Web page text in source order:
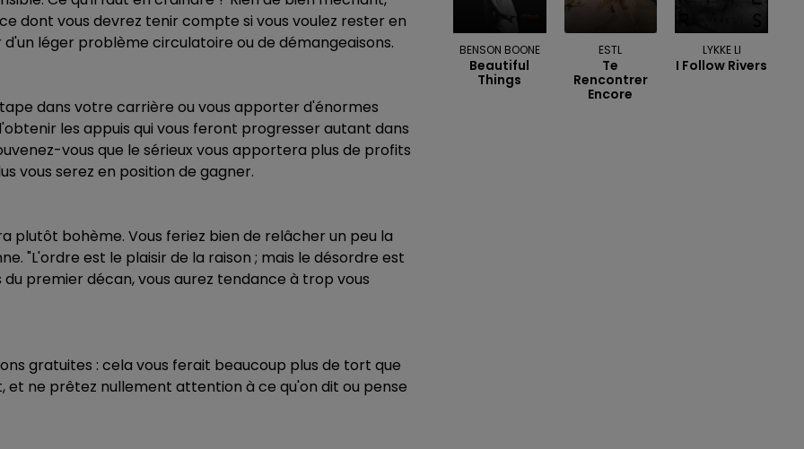
dont vous devrez tenir compte si vous voulez rester en
léger problème circulatoire ou de démangeaisons.
dans votre carrière ou vous apporter d'énormes
les appuis qui vous feront progresser autant dans
vous que le sérieux vous apportera plus de profits
vous serez en position de gagner.
plutôt bohème. Vous feriez bien de relâcher un peu la
"L'ordre est le plaisir de la raison ; mais le désordre est
premier décan, vous aurez tendance à trop vous
gratuites : cela vous ferait beaucoup plus de tort que
ne prêtez nullement attention à ce qu'on dit ou pense
BENSON BOONE
Beautiful
Things
ESTL
Te
Rencontrer
Encore
LYKKE LI
I Follow Rivers